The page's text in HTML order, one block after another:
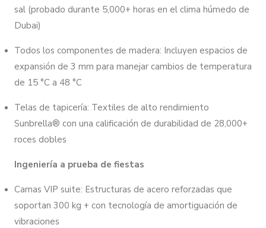
sal (probado durante 5,000+ horas en el clima húmedo de
Dubai)
Todos los componentes de madera: Incluyen espacios de
expansión de 3 mm para manejar cambios de temperatura
de 15 °C a 48 °C
Telas de tapicería: Textiles de alto rendimiento
Sunbrella® con una calificación de durabilidad de 28,000+
roces dobles
Ingeniería a prueba de fiestas
Camas VIP suite: Estructuras de acero reforzadas que
soportan 300 kg + con tecnología de amortiguación de
vibraciones